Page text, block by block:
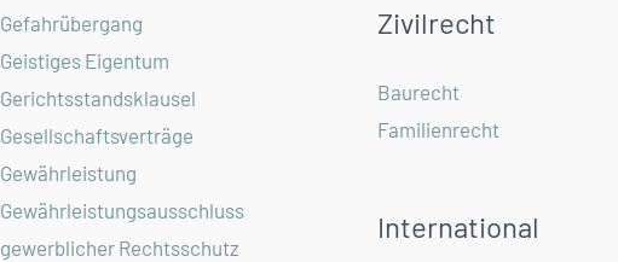
Gefahrübergang
Geistiges Eigentum
Gerichtsstandsklausel
Gesellschaftsverträge
Gewährleistung
Gewährleistungsausschluss
gewerblicher Rechtsschutz
Zivilrecht
Baurecht
Familienrecht
International